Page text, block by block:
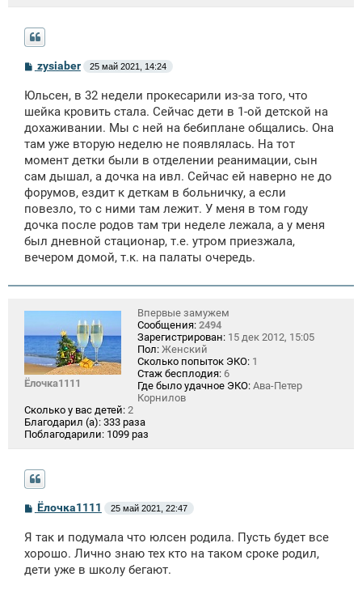
С
б
щ
н
и
zysiaber 25 май 2021, 14:24
Юльсен, в 32 недели прокесарили из-за того, что
шейка кровить стала. Сейчас дети в 1-ой детской на
дохаживании. Мы с ней на бебиплане общались. Она
там уже вторую неделю не появлялась. На тот
момент детки были в отделении реанимации, сын
сам дышал, а дочка на ивл. Сейчас ей наверно не до
форумов, ездит к деткам в больничку, а если
повезло, то с ними там лежит. У меня в том году
дочка после родов там три неделе лежала, а у меня
был дневной стационар, т.е. утром приезжала,
вечером домой, т.к. на палаты очередь.
Ёлочка1111
Впервые замужем
Сообщения: 2494
Зарегистрирован: 15 дек 2012, 15:05
Пол: Женский
Сколько попыток ЭКО: 1
Стаж бесплодия: 6
Где было удачное ЭКО: Ава-Петер
Корнилов
Сколько у вас детей: 2
Благодарил (а): 333 раза
Поблагодарили: 1099 раз
С
б
щ
е
н
Ёлочка1111 25 май 2021, 22:47
Я так и подумала что юлсен родила. Пусть будет все
хорошо. Лично знаю тех кто на таком сроке родил,
дети уже в школу бегают.